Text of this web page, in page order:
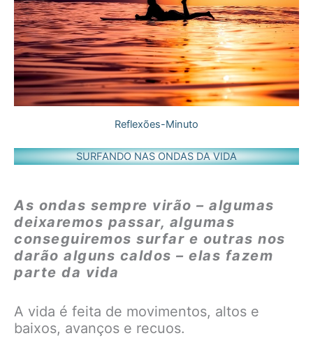
Reflexões-Minuto
SURFANDO NAS ONDAS DA VIDA
As ondas sempre virão – algumas
deixaremos passar, algumas
conseguiremos surfar e outras nos
darão alguns caldos – elas fazem
parte da vida
A vida é feita de movimentos, altos e
baixos, avanços e recuos.